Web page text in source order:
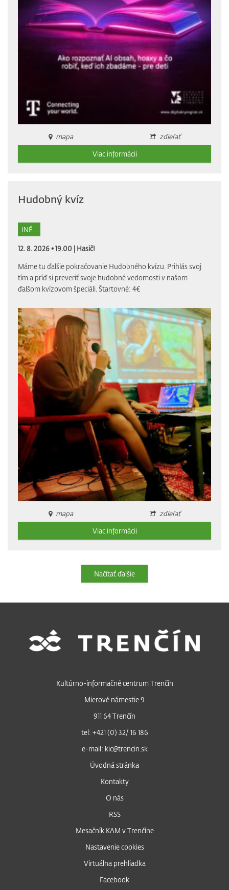
mapa
zdieľať
Viac informácii
Hudobný kvíz
INÉ...
12. 8. 2026 • 19.00 | Hasič!
Máme tu ďalšie pokračovanie Hudobného kvízu. Prihlás svoj
tím a príď si preveriť svoje hudobné vedomosti v našom
ďalšom kvízovom špeciáli. Štartovné: 4€
mapa
zdieľať
Viac informácii
Načítať ďalšie
Kultúrno-informačné centrum Trenčín
Mierové námestie 9
911 64 Trenčín
tel: +421 (0) 32/ 16 186
e-mail: kic@trencin.sk
Úvodná stránka
Kontakty
O nás
RSS
Mesačník KAM v Trenčíne
Nastavenie cookies
Virtuálna prehliadka
Facebook